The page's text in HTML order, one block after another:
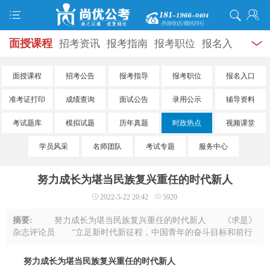
面授课程 招考资讯 报考指南 报考职位 报名入
口 打准考证 成绩查询 面试公告 录用公示 辅导
资料 面试热点 考试题库 模拟试题 历年真题 时
政热点 视频课堂 学员风采 名师团队 考试专题
服务信息
面授课程 招考公告 报考指导 报考职位 报名入口
准考证打印 成绩查询 面试公告 录用公示 辅导资料
考试题库 模拟试题 历年真题 时政热点 视频课堂
学员风采 名师团队 考试专题 服务中心
努力成长为堪当民族复兴重任的时代新人
2022-5-22 20:42 5920
摘要:
努力成长为堪当民族复兴重任的时代新人 《求是》
杂志评论员 “立足新时代新征程，中国青年的奋斗目标和前行
当民族复兴重任的时代新人。”在五四 ...
努力成长为堪当民族复兴重任的时代新人